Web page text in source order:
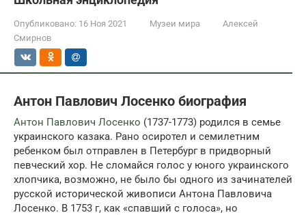
Опубликовано: 16 Ноя 2021 Музеи мира
Алексей
Смирнов
Антон Павлович Лосенко биография
Антон Павлович Лосенко (1737-1773) родился в семье
украинского казака. Рано осиротел и семилетним
ребенком был отправлен в Петербург в придворный
певческий хор. Не сломайся голос у юного украинского
хлопчика, возможно, не было бы одного из зачинателей
русской исторической живописи Антона Павловича
Лосенко. В 1753 г, как «спавший с голоса», но